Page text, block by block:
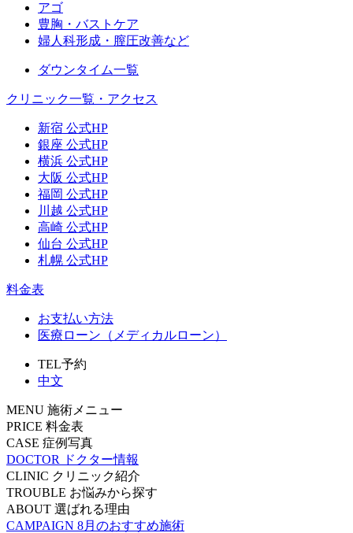
アゴ
豊胸・バストケア
婦人科形成・膣圧改善など
ダウンタイム一覧
クリニック一覧・アクセス
新宿 公式HP
銀座 公式HP
横浜 公式HP
大阪 公式HP
福岡 公式HP
川越 公式HP
高崎 公式HP
仙台 公式HP
札幌 公式HP
料金表
お支払い方法
医療ローン（メディカルローン）
TEL予約
中文
MENU 施術メニュー
PRICE 料金表
CASE 症例写真
DOCTOR
ドクター情報
CLINIC クリニック紹介
TROUBLE お悩みから探す
ABOUT 選ばれる理由
CAMPAIGN 8月のおすすめ施術